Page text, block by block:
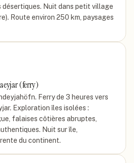
désertiques. Nuit dans petit village
Route environ 250 km, paysages
(ferry)
Ferry de 3 heures vers
Exploration îles isolées :
falaises côtières abruptes,
Nuit sur île,
du continent.